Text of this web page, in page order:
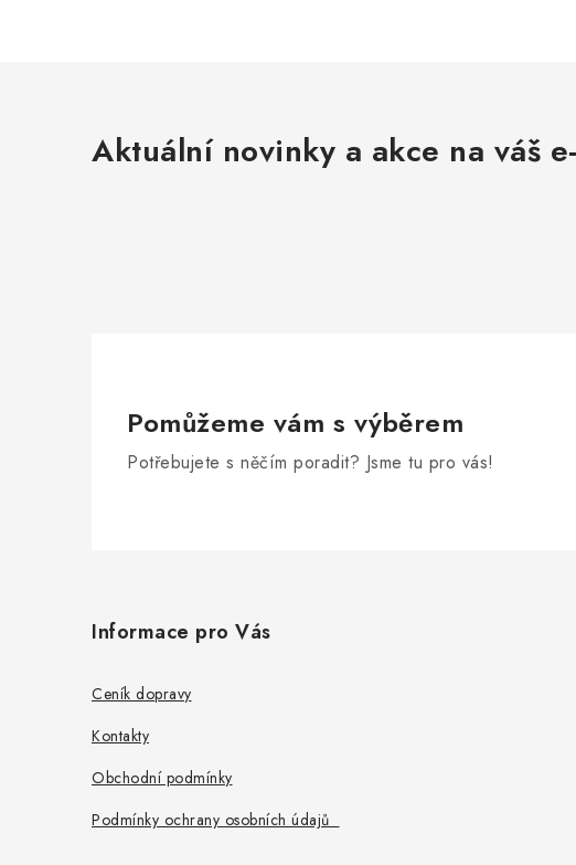
p
Aktuální novinky a akce na váš
Pomůžeme vám s výběrem
Potřebujete s něčím poradit? Jsme tu pro vás!
Informace pro Vás
Ceník dopravy
Kontakty
Obchodní podmínky
Podmínky ochrany osobních údajů